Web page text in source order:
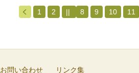
1 2 || 8 9 10 11
お問い合わせ リンク集